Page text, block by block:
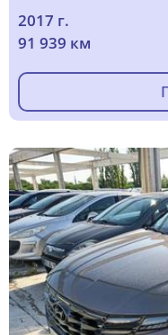
2017 г.
91 939 км